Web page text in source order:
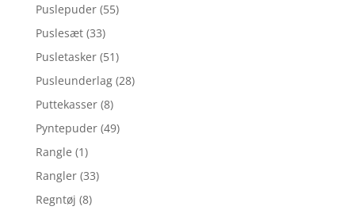
Puslepuder (55)
Puslesæt (33)
Pusletasker (51)
Pusleunderlag (28)
Puttekasser (8)
Pyntepuder (49)
Rangle (1)
Rangler (33)
Regntøj (8)